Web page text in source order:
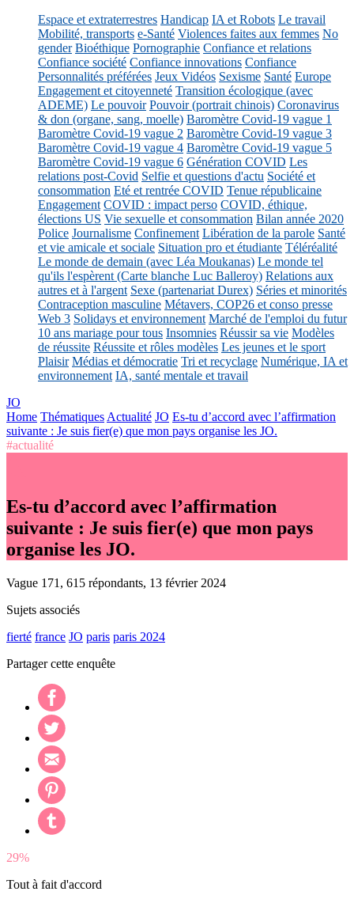
Espace et extraterrestres Handicap IA et Robots Le travail
Mobilité, transports e-Santé Violences faites aux femmes No
gender Bioéthique Pornographie Confiance et relations
Confiance société Confiance innovations Confiance
Personnalités préférées Jeux Vidéos Sexisme Santé Europe
Engagement et citoyenneté Transition écologique (avec
ADEME) Le pouvoir Pouvoir (portrait chinois) Coronavirus
& don (organe, sang, moelle) Baromètre Covid-19 vague 1
Baromètre Covid-19 vague 2 Baromètre Covid-19 vague 3
Baromètre Covid-19 vague 4 Baromètre Covid-19 vague 5
Baromètre Covid-19 vague 6 Génération COVID Les
relations post-Covid Selfie et questions d'actu Société et
consommation Eté et rentrée COVID Tenue républicaine
Engagement COVID : impact perso COVID, éthique,
élections US Vie sexuelle et consommation Bilan année 2020
Police Journalisme Confinement Libération de la parole Santé
et vie amicale et sociale Situation pro et étudiante Téléréalité
Le monde de demain (avec Léa Moukanas) Le monde tel
qu'ils l'espèrent (Carte blanche Luc Balleroy) Relations aux
autres et à l'argent Sexe (partenariat Durex) Séries et minorités
Contraception masculine Métavers, COP26 et conso presse
Web 3 Solidays et environnement Marché de l'emploi du futur
10 ans mariage pour tous Insomnies Réussir sa vie Modèles
de réussite Réussite et rôles modèles Les jeunes et le sport
Plaisir Médias et démocratie Tri et recyclage Numérique, IA et
environnement IA, santé mentale et travail
JO
Home Thématiques Actualité JO Es-tu d’accord avec l’affirmation
suivante : Je suis fier(e) que mon pays organise les JO.
#actualité
Es-tu d’accord avec l’affirmation
suivante : Je suis fier(e) que mon pays
organise les JO.
Vague 171, 615 répondants, 13 février 2024
Sujets associés
fierté france JO paris paris 2024
Partager cette enquête
29%
Tout à fait d'accord